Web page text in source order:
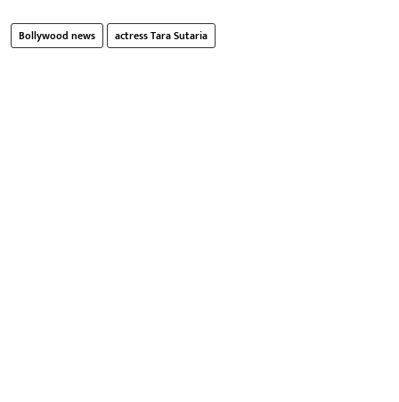
Bollywood news actress Tara Sutaria